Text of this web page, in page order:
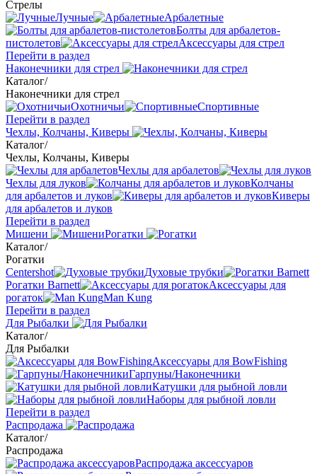
Стрелы
Лучные
Арбалетные
Болты для арбалетов-
пистолетов
Аксессуары для стрел
Перейти в раздел
Наконечники для стрел
Каталог/
Наконечники для стрел
Охотничьи
Спортивные
Перейти в раздел
Чехлы, Колчаны, Киверы
Каталог/
Чехлы, Колчаны, Киверы
Чехлы для арбалетов
Чехлы для луков
Колчаны
для арбалетов и луков
Киверы
для арбалетов и луков
Перейти в раздел
Мишени
Рогатки
Каталог/
Рогатки
Centershot
Духовые трубки
Рогатки Barnett
Аксессуары для
рогаток
Man Kung
Перейти в раздел
Для Рыбалки
Каталог/
Для Рыбалки
Аксессуары для BowFishing
Гарпуны/Наконечники
Катушки для рыбной ловли
Наборы для рыбной ловли
Перейти в раздел
Распродажа
Каталог/
Распродажа
Распродажа аксессуаров